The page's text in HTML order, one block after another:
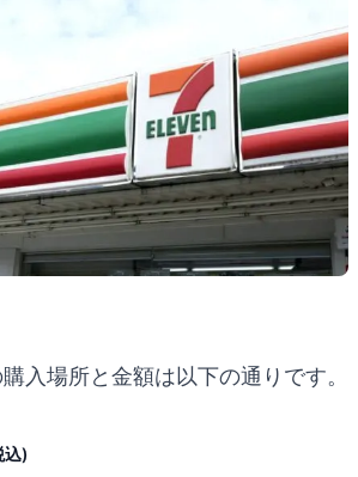
入場所と金額は以下の通りです。
)